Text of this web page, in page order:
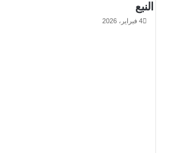
النبع
4 فبراير، 2026